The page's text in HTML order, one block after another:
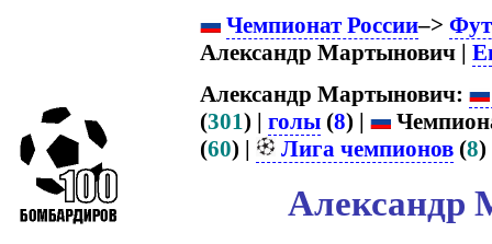
Чемпионат России–>
Александр Мартынович |
Александр Мартынович:
(301) | голы (8) |
(60) | Лига чемпионов (8)
Александр